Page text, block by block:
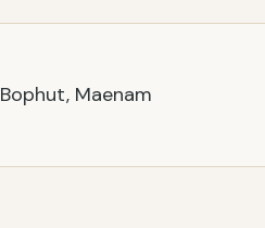
Bophut, Maenam